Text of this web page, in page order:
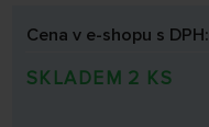
Cena v e-shopu s DPH:
SKLADEM 2 KS